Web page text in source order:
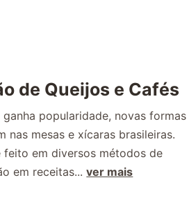
de Queijos e Cafés
popularidade, novas formas
nas mesas e xícaras brasileiras.
feito em diversos métodos de
em receitas...ver mais